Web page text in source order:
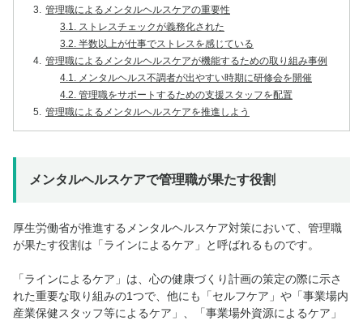
3. 管理職によるメンタルヘルスケアの重要性
3.1. ストレスチェックが義務化された
3.2. 半数以上が仕事でストレスを感じている
4. 管理職によるメンタルヘルスケアが機能するための取り組み事例
4.1. メンタルヘルス不調者が出やすい時期に研修会を開催
4.2. 管理職をサポートするための支援スタッフを配置
5. 管理職によるメンタルヘルスケアを推進しよう
メンタルヘルスケアで管理職が果たす役割
厚生労働省が推進するメンタルヘルスケア対策において、管理職
が果たす役割は「ラインによるケア」と呼ばれるものです。
「ラインによるケア」は、心の健康づくり計画の策定の際に示さ
れた重要な取り組みの1つで、他にも「セルフケア」や「事業場内
産業保健スタッフ等によるケア」、「事業場外資源によるケア」